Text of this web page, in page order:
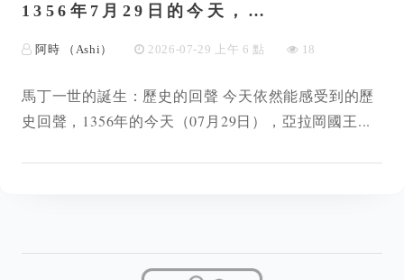
1356年7月29日的今天，…
阿時 （Ashi） 2026-07-29 上午 6 點 18
馬丁一世的誕生：歷史的回聲 今天依然能感受到的歷
史回聲，1356年的今天（07月29日），亞拉岡國王...